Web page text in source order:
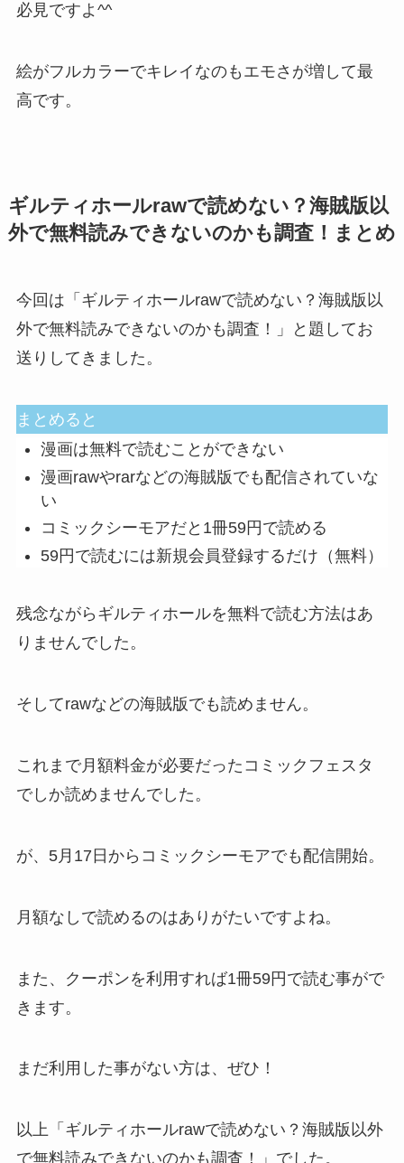
必見ですよ^^
絵がフルカラーでキレイなのもエモさが増して最
高です。
ギルティホールrawで読めない？海賊版以
外で無料読みできないのかも調査！まとめ
今回は「ギルティホールrawで読めない？海賊版以
外で無料読みできないのかも調査！」と題してお
送りしてきました。
まとめると
漫画は無料で読むことができない
漫画rawやrarなどの海賊版でも配信されていな
い
コミックシーモアだと1冊59円で読める
59円で読むには新規会員登録するだけ（無料）
残念ながらギルティホールを無料で読む方法はあ
りませんでした。
そしてrawなどの海賊版でも読めません。
これまで月額料金が必要だったコミックフェスタ
でしか読めませんでした。
が、5月17日からコミックシーモアでも配信開始。
月額なしで読めるのはありがたいですよね。
また、クーポンを利用すれば1冊59円で読む事がで
きます。
まだ利用した事がない方は、ぜひ！
以上「ギルティホールrawで読めない？海賊版以外
で無料読みできないのかも調査！」でした。